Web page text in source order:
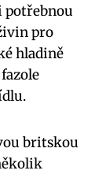
potřebnou
pro
hladině
britskou